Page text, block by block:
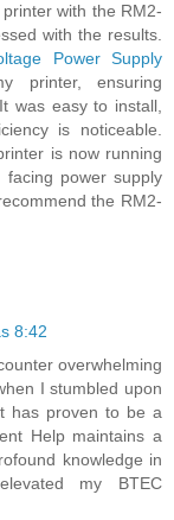
with the RM2-
with the results.
Power Supply
printer, ensuring
was easy to install,
is noticeable.
is now running
power supply
the RM2-
8:42
overwhelming
I stumbled upon
has proven to be a
Help maintains a
knowledge in
my BTEC